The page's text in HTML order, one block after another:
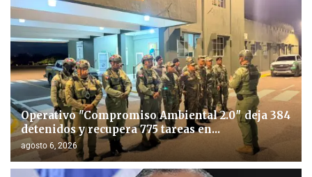
Operativo "Compromiso Ambiental 2.0″ deja 384
detenidos y recupera 775 tareas en...
agosto 6, 2026